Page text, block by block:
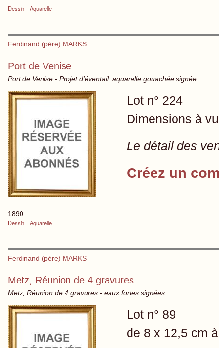
Dessin Aquarelle
Ferdinand (père) MARKS
Port de Venise
Port de Venise - Projet d'éventail, aquarelle gouachée signée
1890
Dessin
Aquarelle
Lot n° 224
Dimensions à
Le détail des
Créez un
Ferdinand (père) MARKS
Metz, Réunion de 4 gravures
Metz, Réunion de 4 gravures - eaux fortes signées
Lot n° 89
de 8 x 12,5 cm